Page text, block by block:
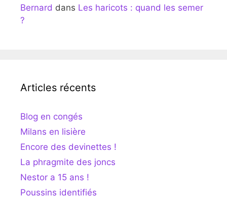
Bernard dans Les haricots : quand les semer
?
Articles récents
Blog en congés
Milans en lisière
Encore des devinettes !
La phragmite des joncs
Nestor a 15 ans !
Poussins identifiés